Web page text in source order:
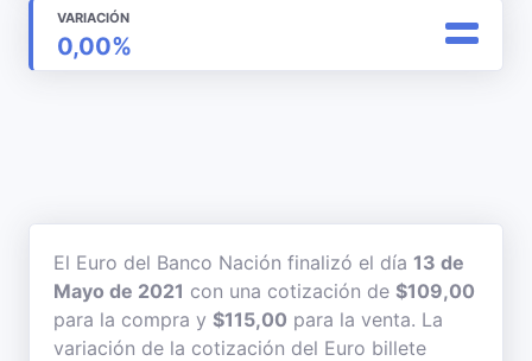
VARIACIÓN
0,00%
El Euro del Banco Nación finalizó el día 13 de
Mayo de 2021 con una cotización de $109,00
para la compra y $115,00 para la venta. La
variación de la cotización del Euro billete